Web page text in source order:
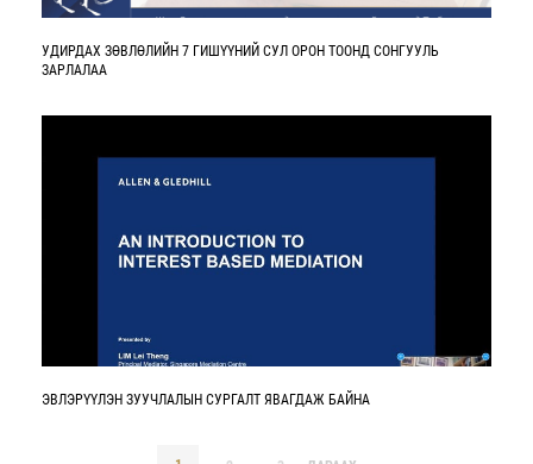
УДИРДАХ ЗӨВЛӨЛИЙН 7 ГИШҮҮНИЙ СУЛ ОРОН ТООНД СОНГУУЛЬ
ЗАРЛАЛАА
ЭВЛЭРҮҮЛЭН ЗУУЧЛАЛЫН СУРГАЛТ ЯВАГДАЖ БАЙНА